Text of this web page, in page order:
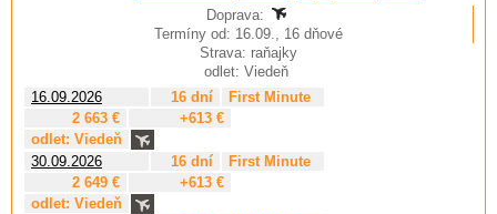
Doprava:
Termíny od: 16.09., 16 dňové
Strava: raňajky
odlet: Viedeň
16.09.2026
16 dní
First Minute
2 663 €
+613 €
odlet: Viedeň
30.09.2026
16 dní
First Minute
2 649 €
+613 €
odlet: Viedeň